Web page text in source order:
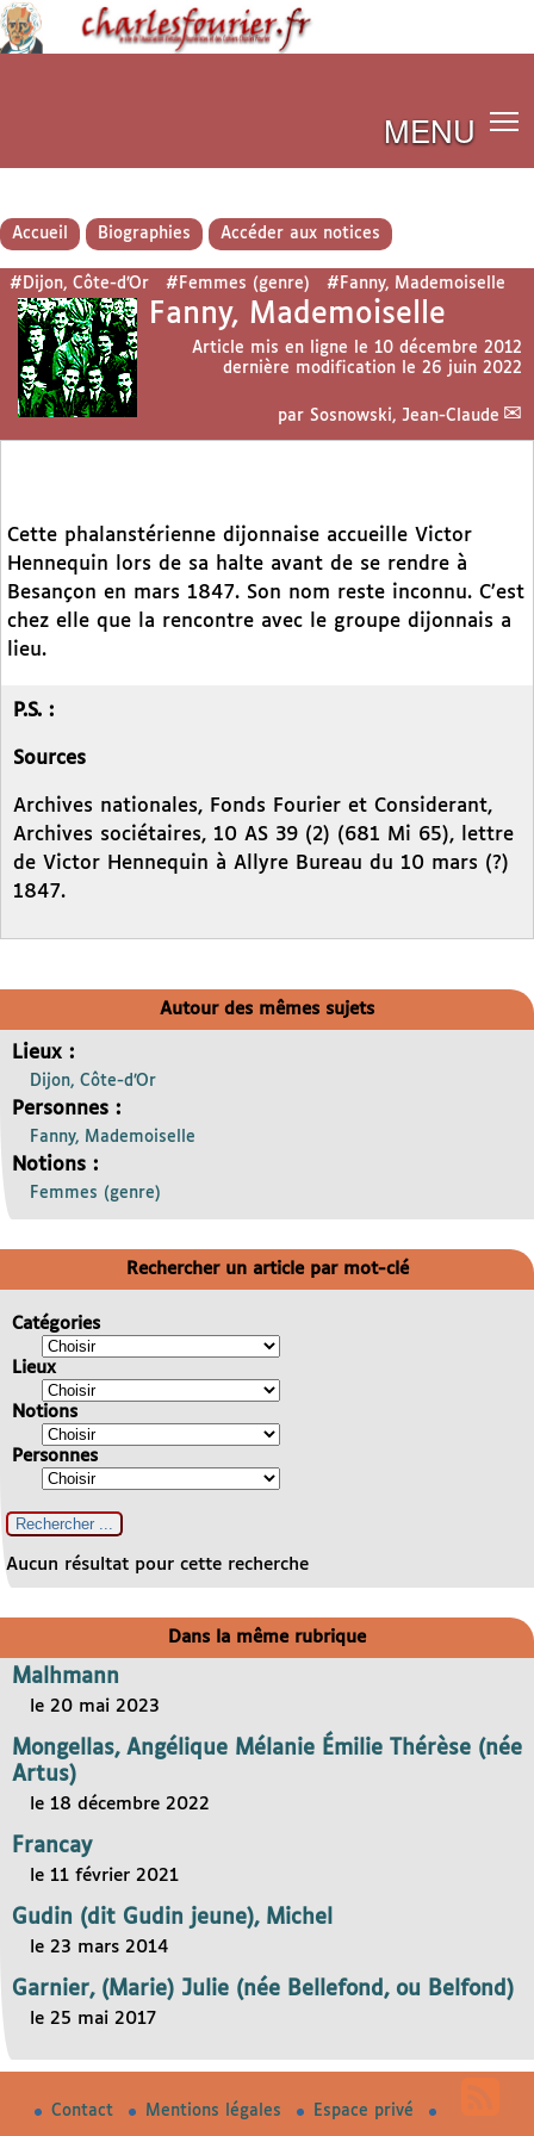
MENU
Accueil Biographies Accéder aux notices
#Dijon, Côte-d’Or #Femmes (genre) #Fanny, Mademoiselle
Fanny, Mademoiselle
Article mis en ligne le 10 décembre 2012
dernière modification le 26 juin 2022
par Sosnowski, Jean-Claude
Cette phalanstérienne dijonnaise accueille Victor
Hennequin lors de sa halte avant de se rendre à
Besançon en mars 1847. Son nom reste inconnu. C’est
chez elle que la rencontre avec le groupe dijonnais a
lieu.
P.S. :
Sources
Archives nationales, Fonds Fourier et Considerant,
Archives sociétaires, 10 AS 39 (2) (681 Mi 65), lettre
de Victor Hennequin à Allyre Bureau du 10 mars (?)
1847.
Autour des mêmes sujets
Lieux :
Dijon, Côte-d’Or
Personnes :
Fanny, Mademoiselle
Notions :
Femmes (genre)
Rechercher un article par mot-clé
Catégories
Lieux
Notions
Personnes
Aucun résultat pour cette recherche
Dans la même rubrique
Malhmann
le 20 mai 2023
Mongellas, Angélique Mélanie Émilie Thérèse (née
Artus)
le 18 décembre 2022
Francay
le 11 février 2021
Gudin (dit Gudin jeune), Michel
le 23 mars 2014
Garnier, (Marie) Julie (née Bellefond, ou Belfond)
le 25 mai 2017
Contact Mentions légales Espace privé